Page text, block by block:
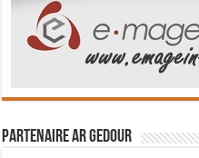
Partenaire Ar Gedour